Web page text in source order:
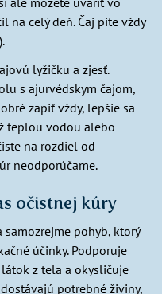
na celý deň. Čaj pite vždy
lyžičku a zjesť.
s ajurvédskym čajom,
zapiť vždy, lepšie sa
teplou vodou alebo
na rozdiel od
neodporúčame.
očistnej kúry
pohyb, ktorý
účinky. Podporuje
z tela a okysličuje
potrebné živiny,